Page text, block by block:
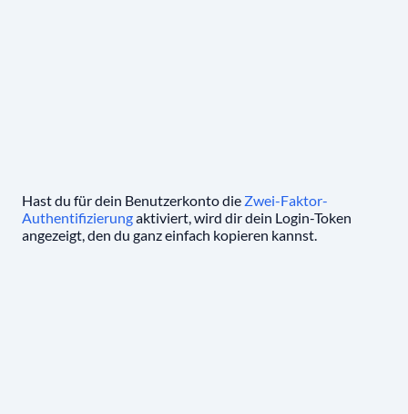
Hast du für dein Benutzerkonto die Zwei-Faktor-
Authentifizierungaktiviert, wird dir dein Login-Token
angezeigt, den du ganz einfach kopieren kannst.